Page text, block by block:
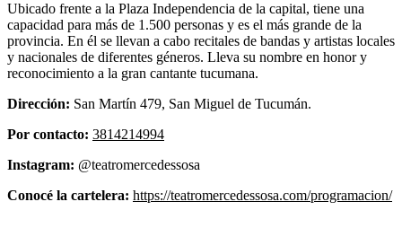
Ubicado frente a la Plaza Independencia de la capital, tiene una
capacidad para más de 1.500 personas y es el más grande de la
provincia. En él se llevan a cabo recitales de bandas y artistas locales
y nacionales de diferentes géneros. Lleva su nombre en honor y
reconocimiento a la gran cantante tucumana.
Dirección: San Martín 479, San Miguel de Tucumán.
Por contacto: 3814214994
Instagram: @teatromercedessosa
Conocé la cartelera: https://teatromercedessosa.com/programacion/